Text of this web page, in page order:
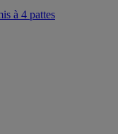
à 4 pattes